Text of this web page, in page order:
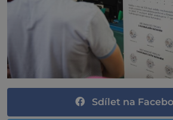
Sdílet na